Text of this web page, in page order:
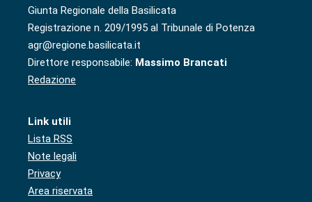
Giunta Regionale della Basilicata
Registrazione n. 209/1995 al Tribunale di Potenza
agr@regione.basilicata.it
Direttore responsabile: Massimo Brancati
Redazione
Link utili
Lista RSS
Note legali
Privacy
Area riservata